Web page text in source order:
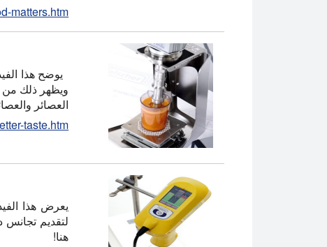
matters.htm
يوضح هذا
العصائر
taste.htm
لتقديم تجانس
هنا!